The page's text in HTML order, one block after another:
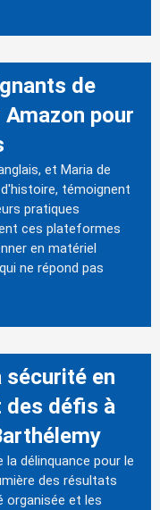
de
Amazon pour
et Maria de
témoignent
pratiques
ces plateformes
en matériel
ne répond pas
sécurité en
des défis à
délinquance pour le
des résultats
organisée et les